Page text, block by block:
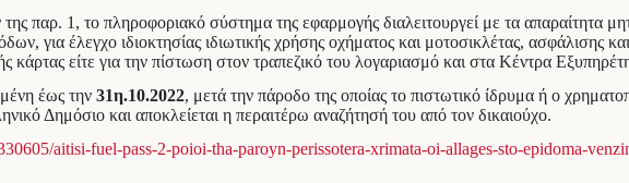
παρ. 1, το πληροφοριακό σύστημα της εφαρμογής διαλειτουργεί με τα
για έλεγχο ιδιοκτησίας ιδιωτικής χρήσης οχήματος και μοτοσικλέτας, ασφάλισης
κάρτας είτε για την πίστωση στον τραπεζικό του λογαριασμό και στα Κέντρα
έως την 31η.10.2022, μετά την πάροδο της οποίας το πιστωτικό ίδρυμα ή ο
Δημόσιο και αποκλείεται η περαιτέρω αναζήτησή του από τον δικαιούχο.
aitisi-fuel-pass-2-poioi-tha-paroyn-perissotera-xrimata-oi-allages-sto-epidoma-